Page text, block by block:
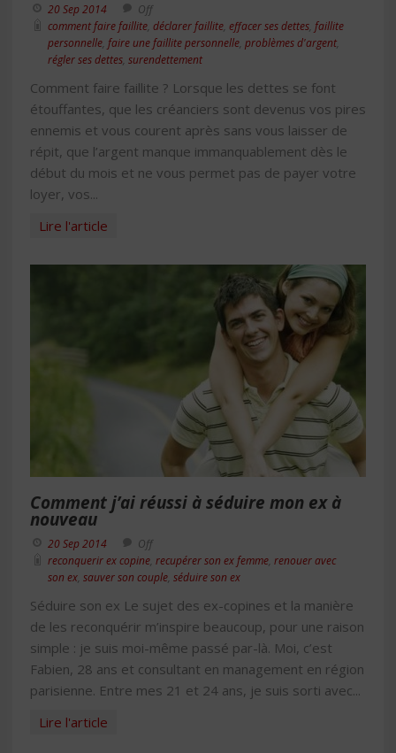
20 Sep 2014
Off
comment faire faillite déclarer faillite effacer ses dettes faillite
personnelle faire une faillite personnelle problèmes d'argent
régler ses dettes surendettement
Comment faire faillite ? Lorsque les dettes se font
étouffantes, que les créanciers sont devenus vos pires
ennemis et vous courent après sans vous laisser de
répit, que l’argent manque immanquablement dès le
début du mois et ne vous permet pas de payer votre
loyer, vos...
Lire l'article
Comment j’ai réussi à séduire mon ex à
nouveau
20 Sep 2014
Off
reconquerir ex copine recupérer son ex femme renouer avec
son ex sauver son couple séduire son ex
Séduire son ex Le sujet des ex-copines et la manière
de les reconquérir m’inspire beaucoup, pour une raison
simple : je suis moi-même passé par-là. Moi, c’est
Fabien, 28 ans et consultant en management en région
parisienne. Entre mes 21 et 24 ans, je suis sorti avec...
Lire l'article